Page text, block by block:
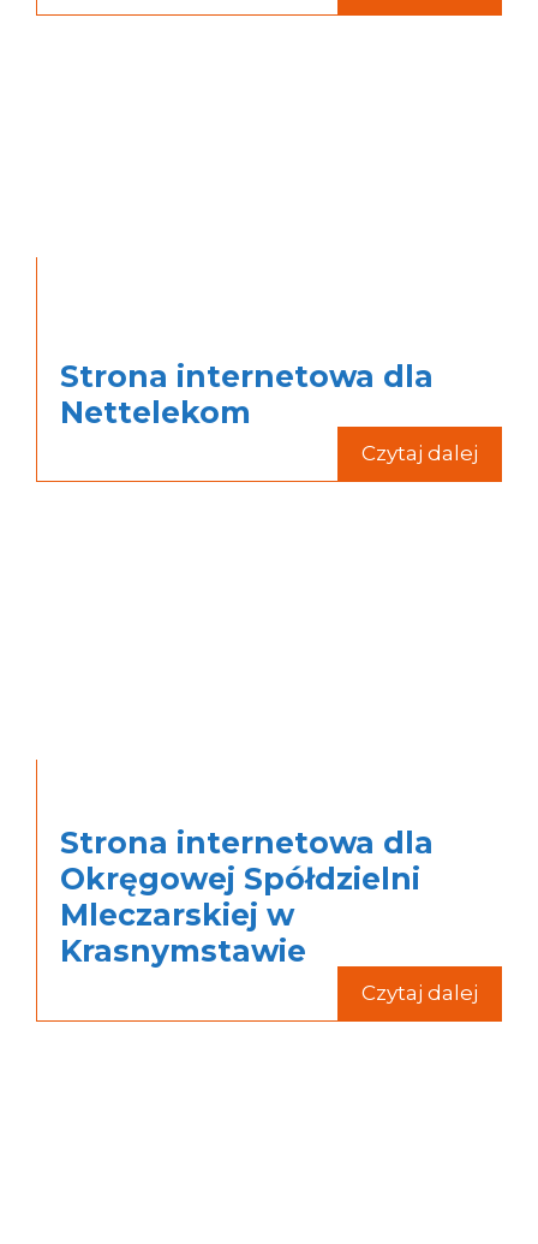
Strona internetowa dla
Nettelekom
Czytaj dalej
Strona internetowa dla
Okręgowej Spółdzielni
Mleczarskiej w
Krasnymstawie
Czytaj dalej